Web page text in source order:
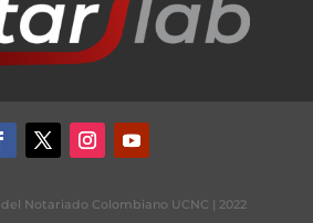
Notariado Colombiano UCNC | 2022